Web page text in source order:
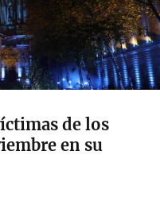
de los
en su